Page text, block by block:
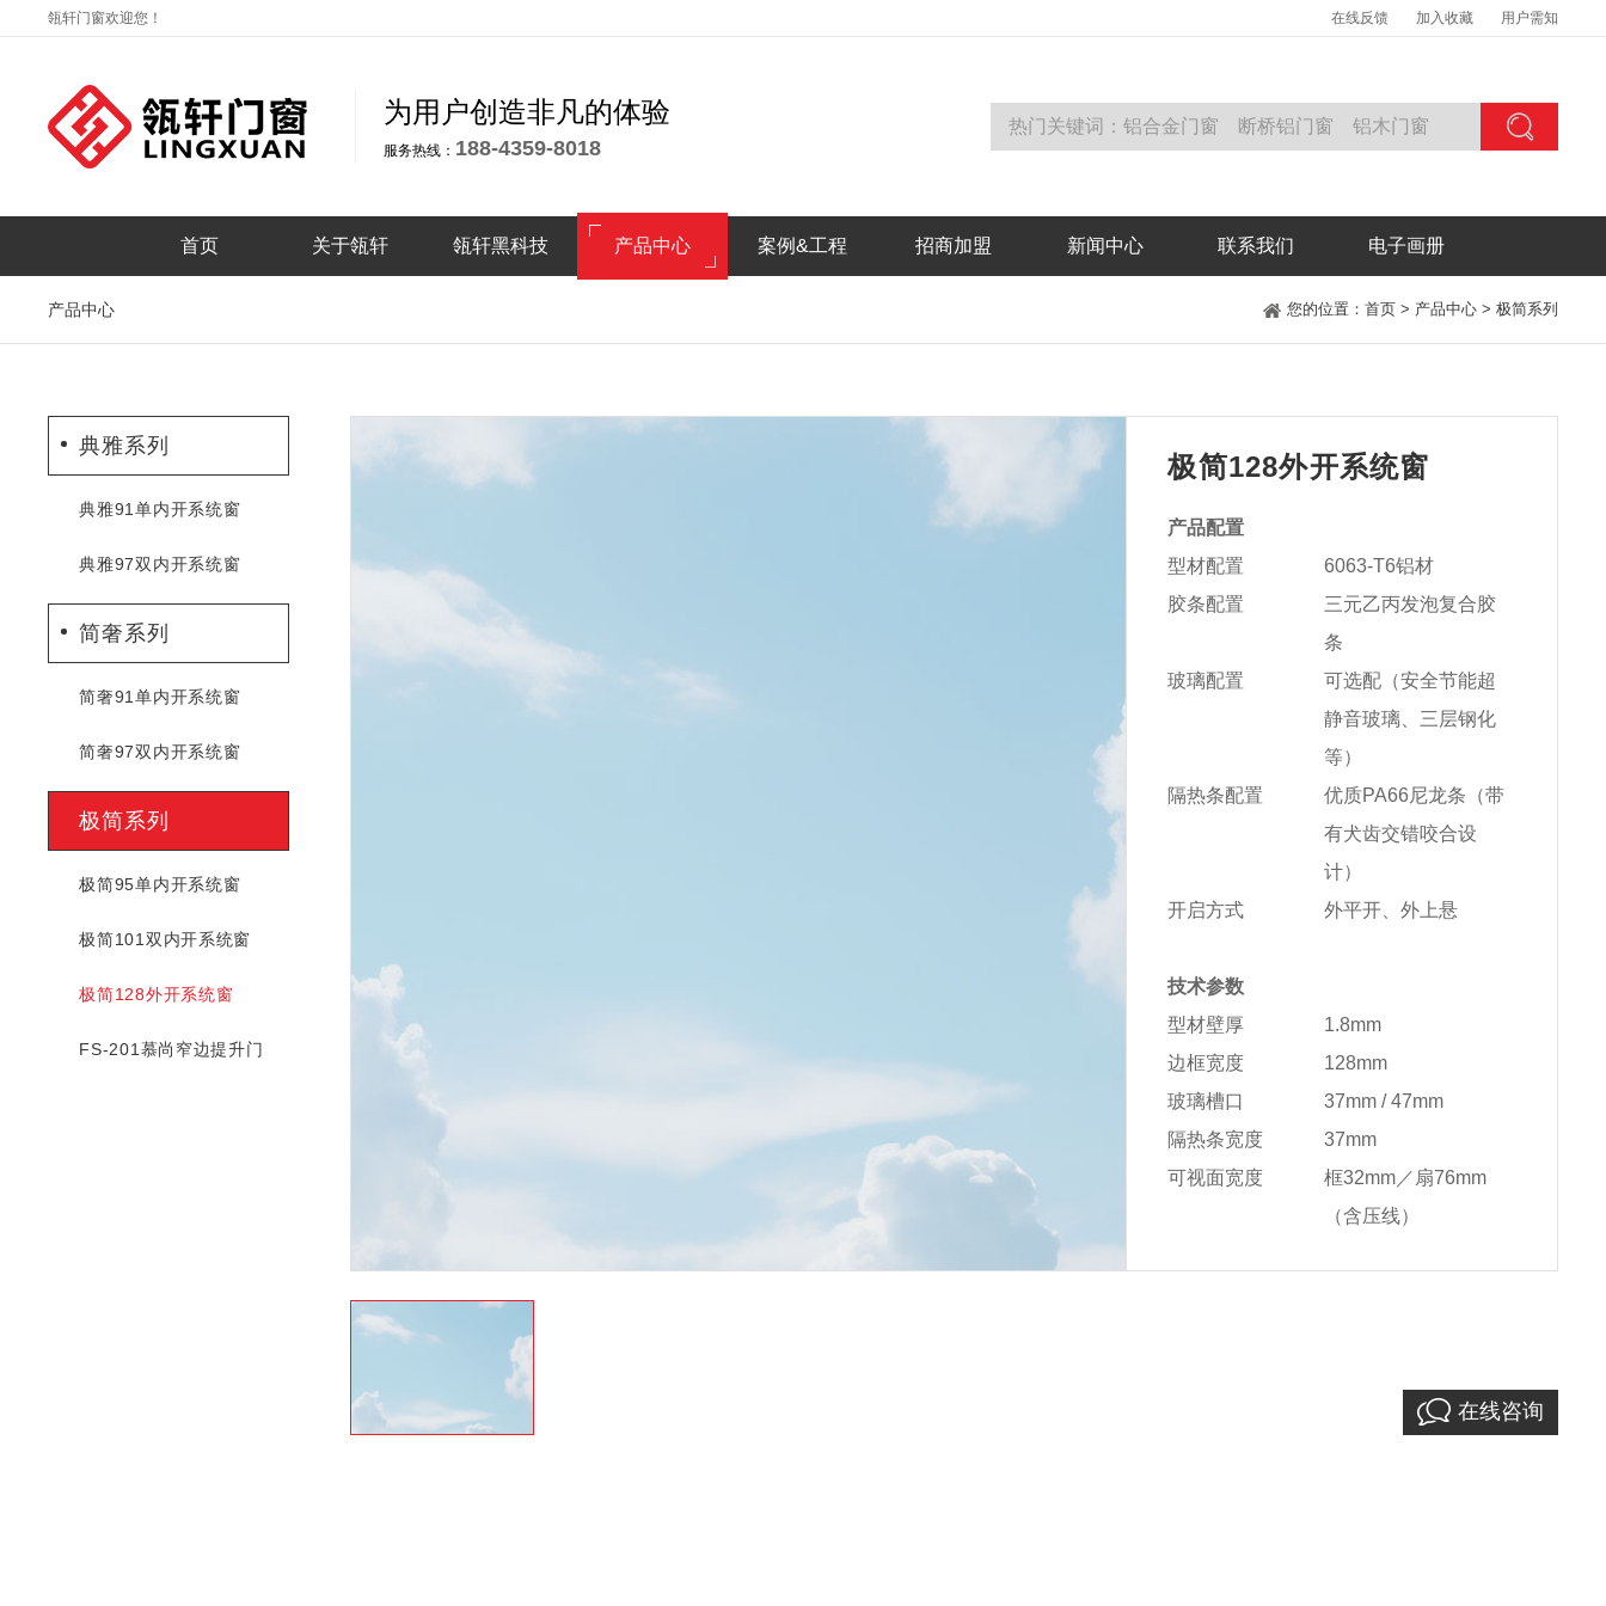
瓴轩门窗欢迎您！ 在线反馈 加入收藏 用户需知
为用户创造非凡的体验
服务热线： 188-4359-8018
首页 关于瓴轩 瓴轩黑科技 产品中心 案例&工程 招商加盟 新闻中心 联系我们 电子画册
产品中心 您的位置： 首页> 产品中心> 极简系列
典雅系列
典雅91单内开系统窗
典雅97双内开系统窗
简奢系列
简奢91单内开系统窗
简奢97双内开系统窗
极简系列
极简95单内开系统窗
极简101双内开系统窗
极简128外开系统窗
FS-201慕尚窄边提升门
极简128外开系统窗
产品配置
型材配置
6063-T6铝材
胶条配置
三元乙丙发泡复合胶
条
玻璃配置
可选配（安全节能超
静音玻璃、三层钢化
等）
隔热条配置
优质PA66尼龙条（带
有犬齿交错咬合设
计）
开启方式
外平开、外上悬
技术参数
型材壁厚
1.8mm
边框宽度
128mm
玻璃槽口
37mm / 47mm
隔热条宽度
37mm
可视面宽度
框32mm／扇76mm
（含压线）
在线咨询